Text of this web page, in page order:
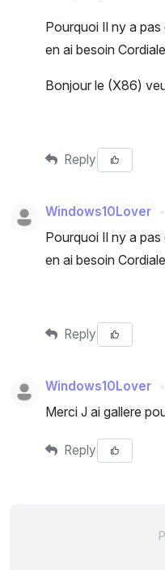
Pourquoi Il ny a
en ai besoin
Bonjour le (X86)
Reply
Windows10Lover
Pourquoi Il ny a
en ai besoin
Reply
Windows10Lover
Merci J ai gallere
Reply